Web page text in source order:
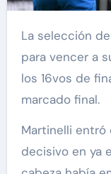
La selección de Brasil tuvo que remontar un 0-1
para vencer a
los 16vos de
marcado final.
Martinelli entró
decisivo en ya